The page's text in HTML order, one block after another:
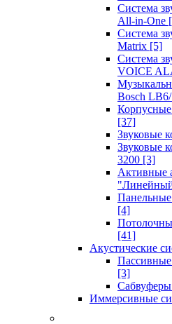
Система
All-in-One
Система
Matrix [5]
Система
VOICE
Bosch
Корпусные
[37]
Звуковые
Звуковые
3200 [3]
Активные
Панельные
[4]
[41]
Акустические
Пассивные
[3]
Иммерсивные